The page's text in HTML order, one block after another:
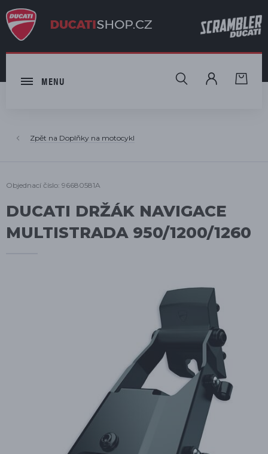
MENU HLEDAT
Doplňky na motocykl
Objednací číslo: 96680581A
DUCATI DRŽÁK NAVIGACE
MULTISTRADA 950/1200/1260